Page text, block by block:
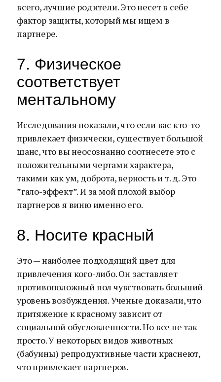
всего, лучшие родители. Это несет в себе
фактор защиты, который мы ищем в
партнере.
7. Физическое
соответствует
ментальному
Исследования показали, что если вас кто-то
привлекает физически, существует большой
шанс, что вы неосознанно соотнесете это с
положительными чертами характера,
такими как ум, доброта, верность и т. д. Это
”гало-эффект”. И за мой плохой выбор
партнеров я виню именно его.
8. Носите красный
Это — наиболее подходящий цвет для
привлечения кого-либо. Он заставляет
противоположный пол чувствовать больший
уровень возбуждения. Ученые доказали, что
притяжение к красному зависит от
социальной обусловленности. Но все не так
просто. У некоторых видов животных
(бабуины) репродуктивные части краснеют,
что привлекает партнеров.